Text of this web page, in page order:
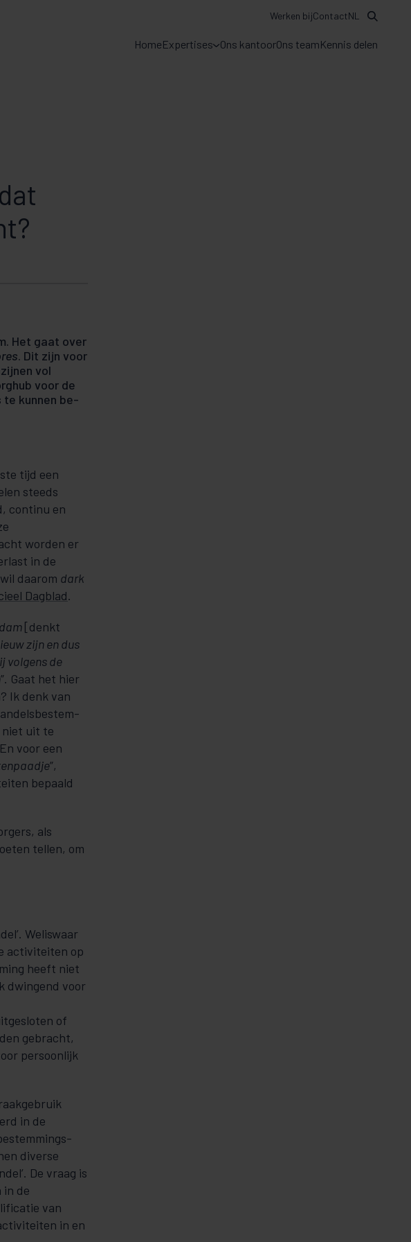
HomeExpertises Ons kantoorOns teamKennis delen
Werken bijContactNL
Het gaat over
. Dit zijn voor
vol
voor de
te kunnen be­
tijd een
steeds
continu en
worden er
in de
daarom dark
Dagblad.
[denkt
zijn en dus
volgens de
”. Gaat het hier
Ik denk van
niet uit te
voor een
”,
bepaald
als
tellen, om
Weliswaar
activiteiten op
heeft niet
dwingend voor
of
gebracht,
persoonlijk
in de
diverse
De vraag is
in de
van
in en